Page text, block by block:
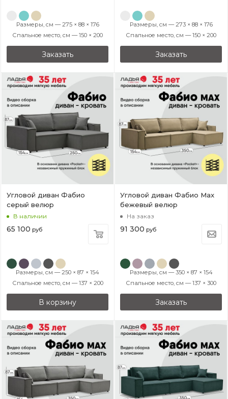
Размеры, см — 275 × 88 × 176
Спальное место, см — 150 × 200
Заказать
Размеры, см — 273 × 88 × 176
Спальное место, см — 150 × 200
Заказать
Угловой диван Фабио
cерый велюр
В наличии
65 100 руб
Размеры, см — 250 × 87 × 154
Спальное место, см — 137 × 200
В корзину
Угловой диван Фабио Max
бежевый велюр
На заказ
91 300 руб
Размеры, см — 350 × 87 × 154
Спальное место, см — 137 × 300
Заказать